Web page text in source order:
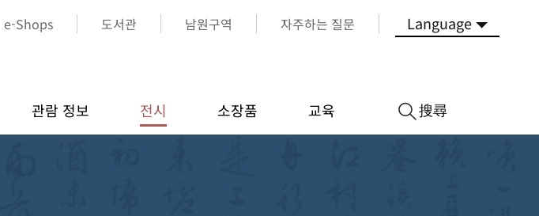
e-Shops 도서관 남원구역 자주하는 질문 Language
관람 정보 전시 소장품 교육 搜尋